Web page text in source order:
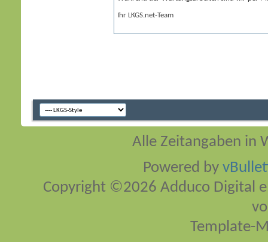
Ihr LKGS.net-Team
Alle Zeitangaben in
Powered by
Copyright ©2026 Adduco Digital
Template-